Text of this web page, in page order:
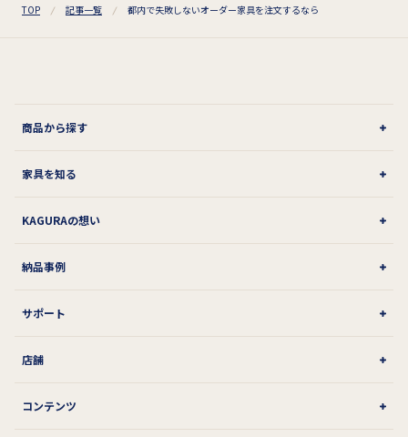
TOP 記事一覧 都内で失敗しないオーダー家具を注文するなら
商品から探す
家具を知る
KAGURAの想い
納品事例
サポート
店舗
コンテンツ